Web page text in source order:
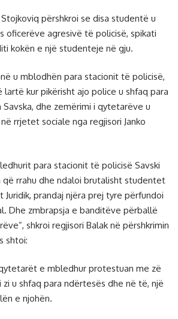
përshkroi se disa studentë u
oficerëve agresivë të policisë, spikati
kokën e një studenteje në gju.
u mblodhën para stacionit të policisë,
kur pikërisht ajo police u shfaq para
dhe zemërimi i qytetarëve u
rrjetet sociale nga regjisori Janko
para stacionit të policisë Savski
që rrahu dhe ndaloi brutalisht studentet
Juridik, prandaj njëra prej tyre përfundoi
Dhe zmbrapsja e banditëve përballë
shkroi regjisori Balak në përshkrimin
shtoi:
e mbledhur protestuan me zë
u shfaq para ndërtesës dhe në të, një
e njohën.